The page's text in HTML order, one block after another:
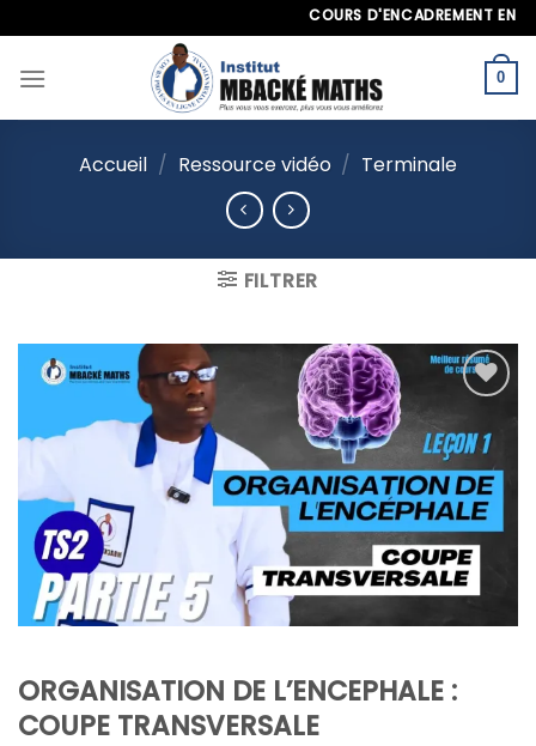
to
content
COURS D'ENCADREMENT EN
0
Accueil / Ressource vidéo / Terminale
FILTRER
Ajouter
à la
liste
d’envies
ORGANISATION DE L’ENCEPHALE :
COUPE TRANSVERSALE